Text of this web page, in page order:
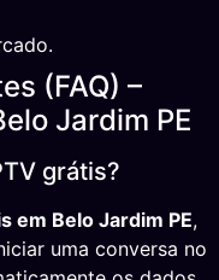
(FAQ) –
Jardim PE
grátis?
em Belo Jardim PE,
uma conversa no